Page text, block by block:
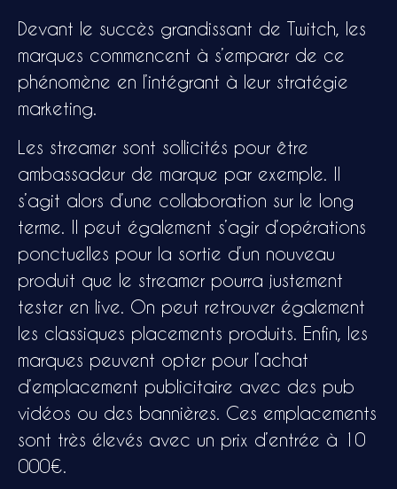
Devant le succès grandissant de Twitch, les
marques commencent à s’emparer de ce
phénomène en l’intégrant à leur stratégie
marketing.
Les streamer sont sollicités pour être
ambassadeur de marque par exemple. Il
s’agit alors d’une collaboration sur le long
terme. Il peut également s’agir d’opérations
ponctuelles pour la sortie d’un nouveau
produit que le streamer pourra justement
tester en live. On peut retrouver également
les classiques placements produits. Enfin, les
marques peuvent opter pour l’achat
d’emplacement publicitaire avec des pub
vidéos ou des bannières. Ces emplacements
sont très élevés avec un prix d’entrée à 10
000€.